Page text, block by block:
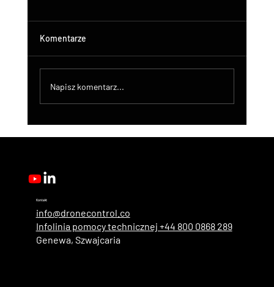
Komentarze
Napisz komentarz...
Kontakt
info@dronecontrol.co
Infolinia pomocy technicznej +44 800 0868 289
Genewa, Szwajcaria